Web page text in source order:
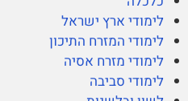
לימודי ארץ ישראל
לימודי המזרח התיכון
לימודי מזרח אסיה
לימודי סביבה